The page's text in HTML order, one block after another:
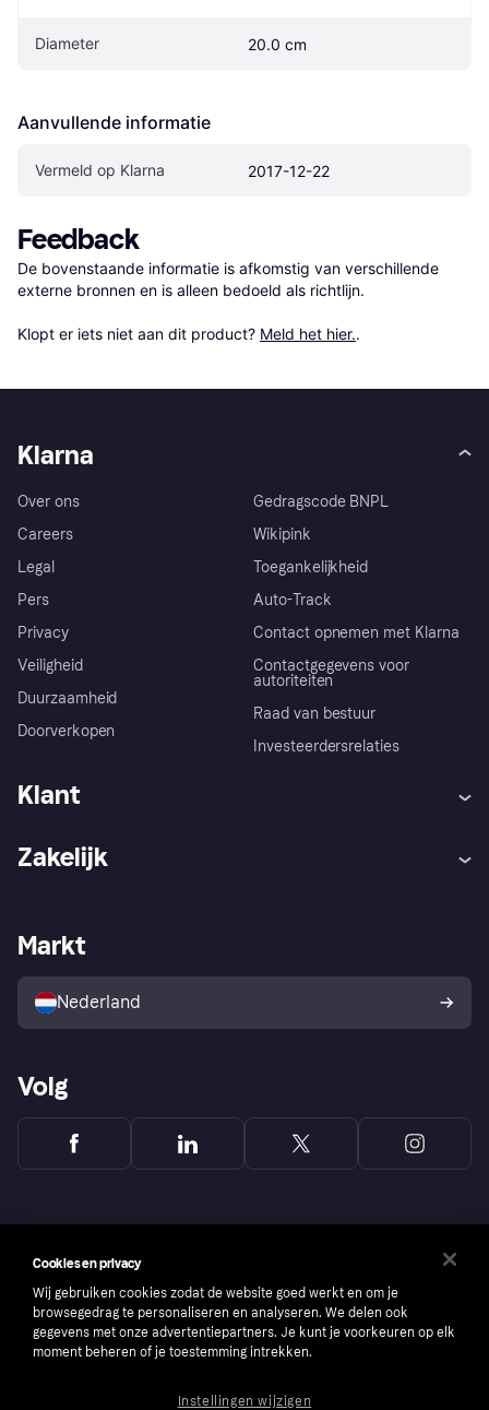
Diameter 20.0 cm
Aanvullende informatie
Vermeld op Klarna 2017-12-22
Feedback
De bovenstaande informatie is afkomstig van verschillende
externe bronnen en is alleen bedoeld als richtlijn.
Klopt er iets niet aan dit product? Meld het hier..
Klarna
Over ons
Careers
Legal
Pers
Privacy
Veiligheid
Duurzaamheid
Doorverkopen
Gedragscode BNPL
Wikipink
Toegankelijkheid
Auto-Track
Contact opnemen met Klarna
Contactgegevens voor
autoriteiten
Raad van bestuur
Investeerdersrelaties
Klant
Winkeloverzicht
Kopersbescherming voor
consumenten
Zakelijk
Zakelijke login
Markt
Nederland
Volg
Cookies en privacy
Wij gebruiken cookies zodat de website goed werkt en om je
browsegedrag te personaliseren en analyseren. We delen ook
gegevens met onze advertentiepartners. Je kunt je voorkeuren op elk
moment beheren of je toestemming intrekken.
Instellingen wijzigen